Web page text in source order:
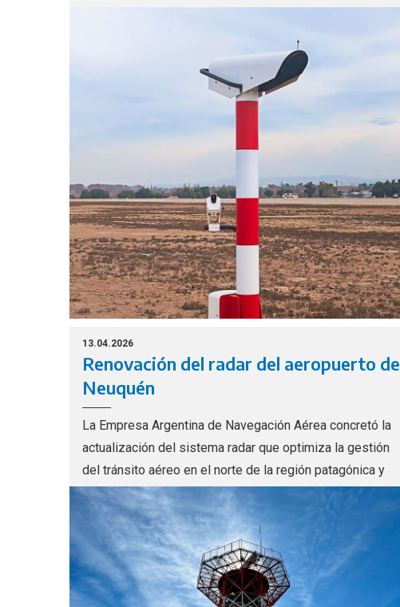
13.04.2026
Renovación del radar del aeropuerto de
Neuquén
La Empresa Argentina de Navegación Aérea concretó la
actualización del sistema radar que optimiza la gestión
del tránsito aéreo en el norte de la región patagónica y
consolida el avance del plan que moderniza su
infraestructura tecnológica en todo el país